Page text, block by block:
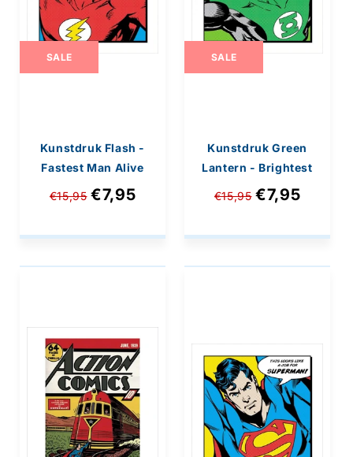
Kunstdruk Flash -
Fastest Man Alive
40x40cm
SALE
€15,95 €7,95
Kunstdruk Green
Lantern - Brightest
Day 40x40cm
SALE
€15,95 €7,95